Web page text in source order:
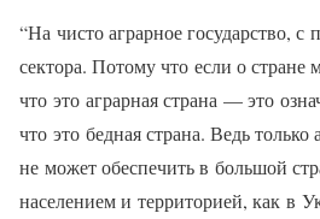
“На чисто аграрное государство, с
сектора. Потому что если о стране
что это аграрная страна — это
что это бедная страна. Ведь только
не может обеспечить в большой
населением и территорией, как в